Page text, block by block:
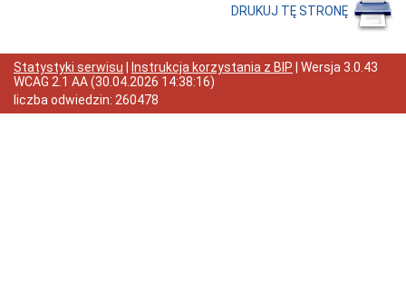
instytucji
Uchwała
antysmogowa
DRUKUJ TĘ STRONĘ
Statystyki serwisu Instrukcja korzystania z BIP | Wersja 3.0.43
WCAG 2.1 AA(30.04.2026 14:38:16)
liczba odwiedzin: 260478